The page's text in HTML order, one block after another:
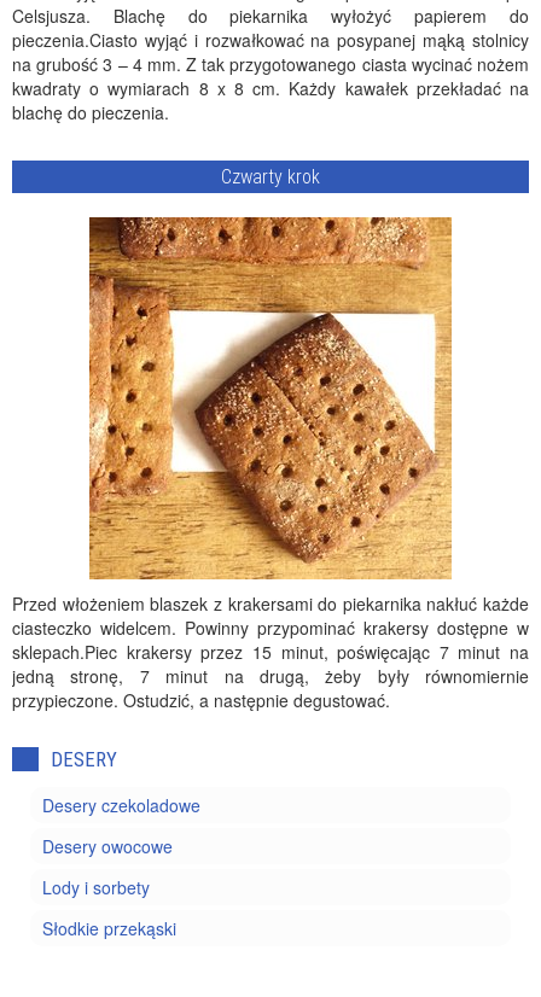
Celsjusza. Blachę do piekarnika wyłożyć papierem do
pieczenia.Ciasto wyjąć i rozwałkować na posypanej mąką stolnicy
na grubość 3 – 4 mm. Z tak przygotowanego ciasta wycinać nożem
kwadraty o wymiarach 8 x 8 cm. Każdy kawałek przekładać na
blachę do pieczenia.
Czwarty krok
Przed włożeniem blaszek z krakersami do piekarnika nakłuć każde
ciasteczko widelcem. Powinny przypominać krakersy dostępne w
sklepach.Piec krakersy przez 15 minut, poświęcając 7 minut na
jedną stronę, 7 minut na drugą, żeby były równomiernie
przypieczone. Ostudzić, a następnie degustować.
DESERY
Desery czekoladowe
Desery owocowe
Lody i sorbety
Słodkie przekąski